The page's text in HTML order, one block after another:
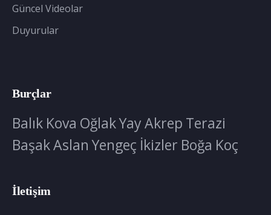
Güncel Videolar
Duyurular
Burçlar
Balık Kova OğlakYayAkrep Terazi
BaşakAslan Yengeç İkizler Boğa Koç
İletişim